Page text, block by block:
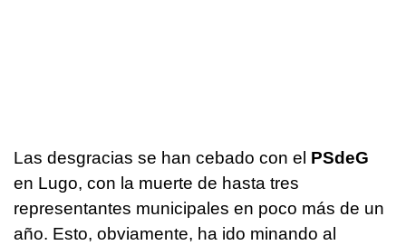
Las desgracias se han cebado con el PSdeG
en Lugo, con la muerte de hasta tres
representantes municipales en poco más de un
año. Esto, obviamente, ha ido minando al